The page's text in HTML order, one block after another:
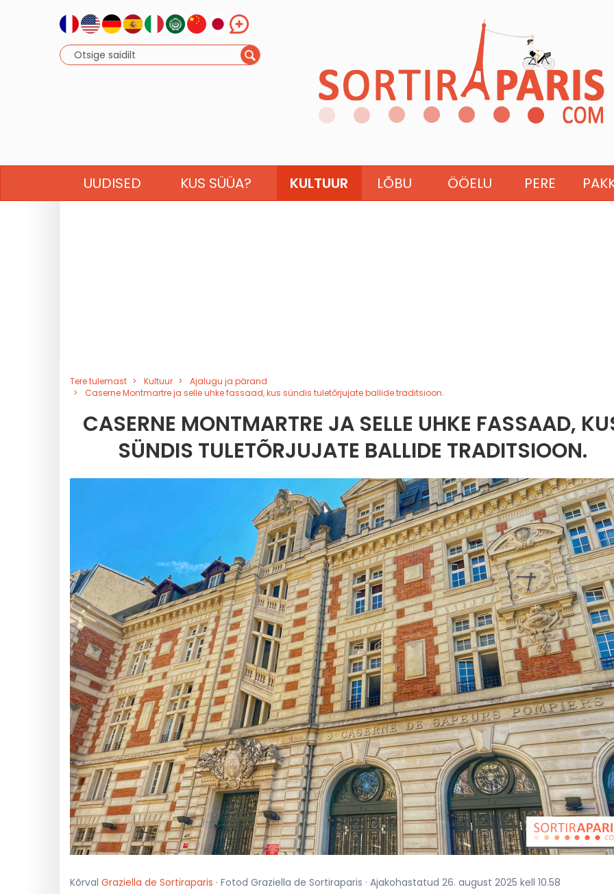
UUDISED KUS SÜÜA? KULTUUR LÕBU ÖÖELU PERE
Tere tulemast Kultuur
Ajalugu ja pärand
Caserne Montmartre ja selle uhke fassaad, kus sündis tuletõrjujate ballide traditsioon.
CASERNE MONTMARTRE JA SELLE UHKE FASSAAD,
SÜNDIS TULETÕRJUJATE BALLIDE TRADITSIOON.
Kõrval Graziella de Sortiraparis · Fotod Graziella de Sortiraparis · Ajakohastatud 26. august 2025 kell 10.58